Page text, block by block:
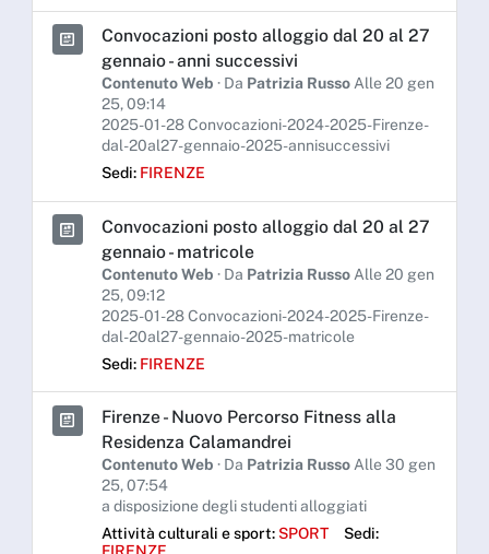
Convocazioni posto alloggio dal 20 al 27
gennaio - anni successivi
Contenuto Web · Da Patrizia RussoAlle 20 gen
25, 09:14
2025-01-28 Convocazioni-2024-2025-Firenze-
dal-20al27-gennaio-2025-annisuccessivi
Sedi: FIRENZE
Convocazioni posto alloggio dal 20 al 27
gennaio - matricole
Contenuto Web · Da Patrizia Russo Alle 20 gen
25, 09:12
2025-01-28 Convocazioni-2024-2025-Firenze-
dal-20al27-gennaio-2025-matricole
Sedi: FIRENZE
Firenze - Nuovo Percorso Fitness alla
Residenza Calamandrei
Contenuto Web · Da Patrizia Russo Alle 30 gen
25, 07:54
a disposizione degli studenti alloggiati
Attività culturali e sport:SPORT
Sedi:
FIRENZE